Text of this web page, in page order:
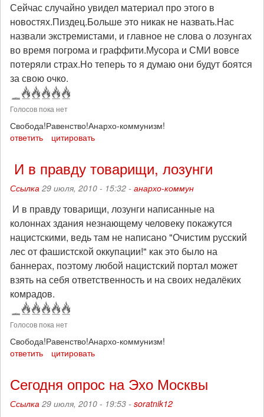
Сейчас случайно увидел материал про этого в
новостях.Пиздец.Больше это никак не назвать.Нас
назвали экстремистами, и главное не слова о лозунгах
во время погрома и граффити.Мусора и СМИ вовсе
потеряли страх.Но теперь то я думаю они будут боятся
за свою очко.
Голосов пока нет
Свобода!Равенство!Анархо-коммунизм!
ответить
цитировать
И в правду товарищи, лозунги
Ссылка 29 июля, 2010 - 15:32 - анархо-коммун
И в правду товарищи, лозунги написанные на
колоннах здания незнающему человеку покажутся
нацистскими, ведь там не написано "Очистим русский
лес от фашистской оккупации!" как это было на
баннерах, поэтому любой нацистский портал может
взять на себя ответственность и на своих недалёких
комрадов.
Голосов пока нет
Свобода!Равенство!Анархо-коммунизм!
ответить
цитировать
Сегодня опрос на Эхо Москвы
Ссылка 29 июля, 2010 - 19:53 - soratnik12